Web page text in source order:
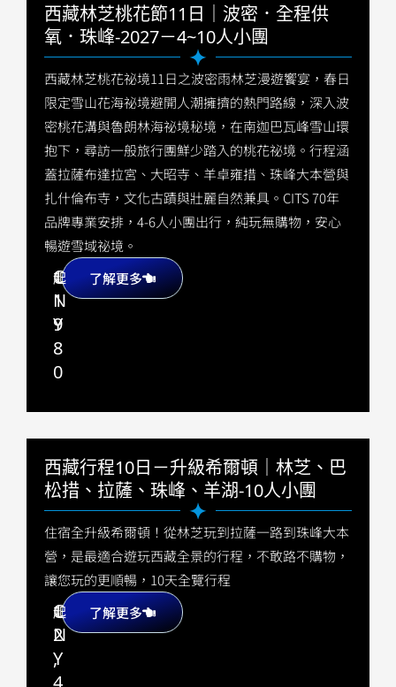
西藏林芝桃花節11日｜波密．全程供
氧．珠峰-2027－4~10人小團
西藏林芝桃花祕境11日之波密雨林芝漫遊饗宴，春日
限定雪山花海祕境避開人潮擁擠的熱門路線，深入波
密桃花溝與魯朗林海祕境秘境，在南迦巴瓦峰雪山環
抱下，尋訪一般旅行團鮮少踏入的桃花祕境。行程涵
蓋拉薩布達拉宮、大昭寺、羊卓雍措、珠峰大本營與
扎什倫布寺，文化古蹟與壯麗自然兼具。CITS 70年
品牌專業安排，4-6人小團出行，純玩無購物，安心
暢遊雪域祕境。
了解更多
1
1
9
8
0
C
N
Y
起
西藏行程10日－升級希爾頓｜林芝、巴
松措、拉薩、珠峰、羊湖-10人小團
住宿全升級希爾頓！從林芝玩到拉薩一路到珠峰大本
營，是最適合遊玩西藏全景的行程，不敢路不購物，
讓您玩的更順暢，10天全覽行程
了解更多
1
2
,
4
C
N
Y
起